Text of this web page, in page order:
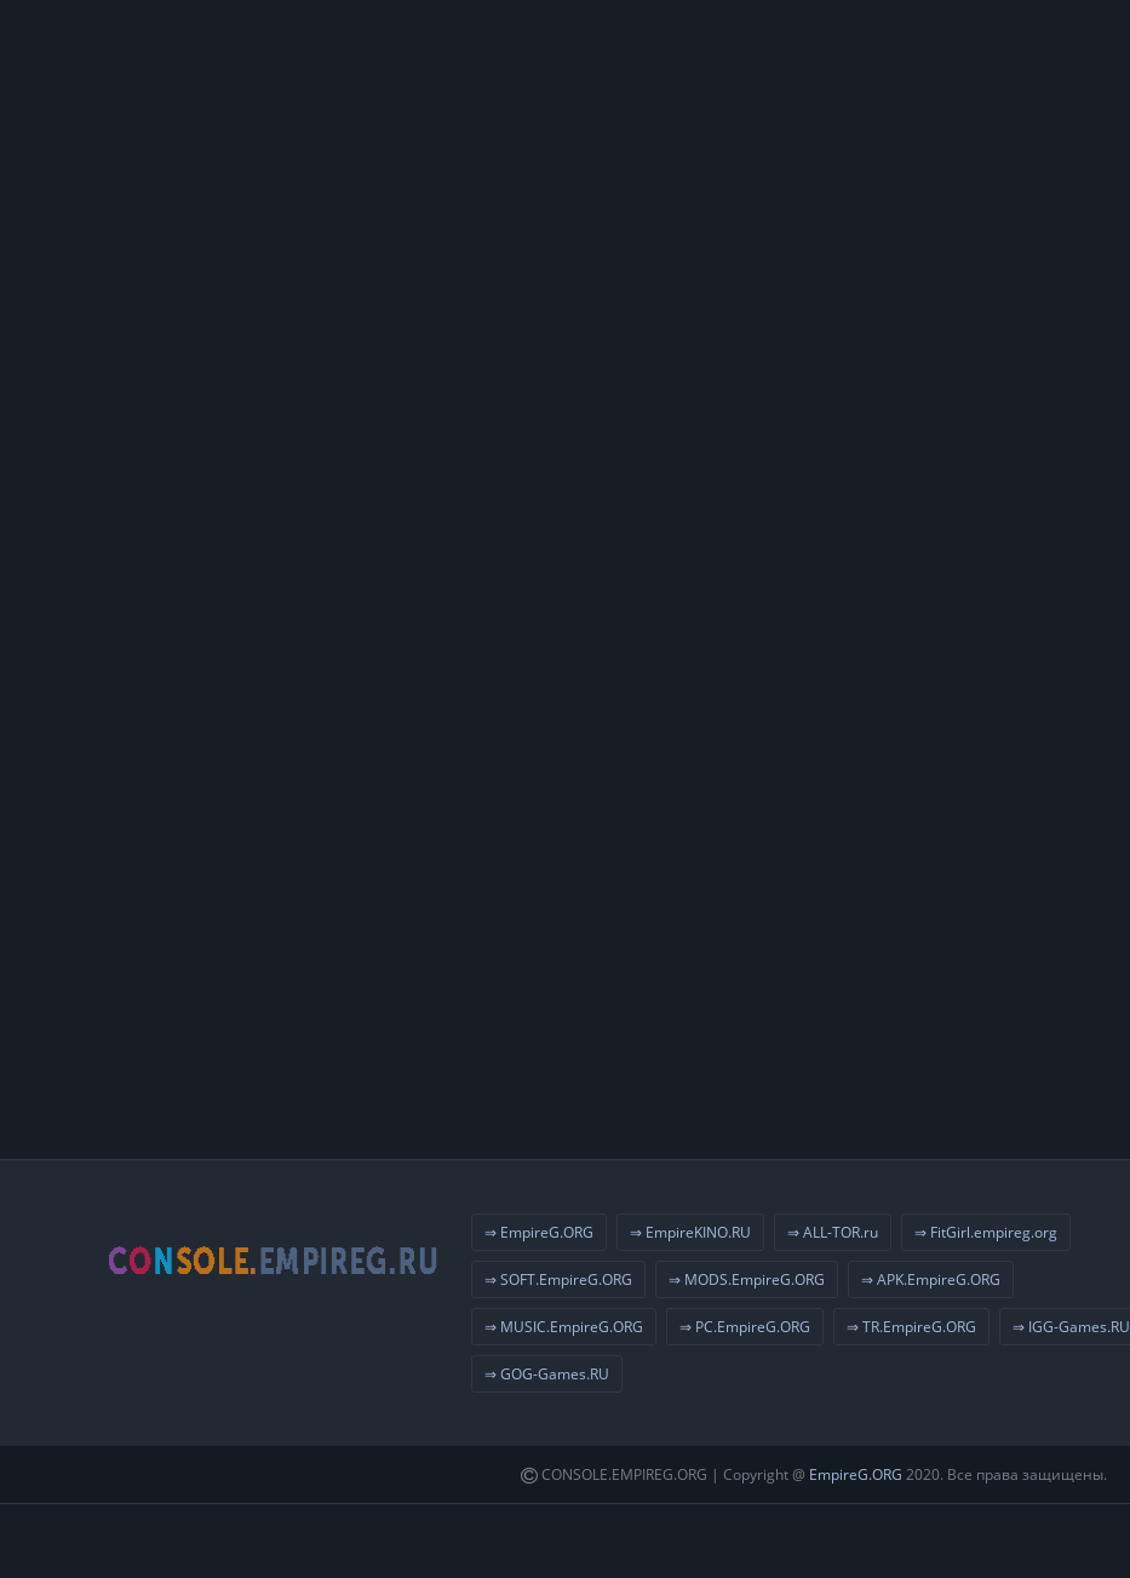
⇒ EmpireG.ORG ⇒ EmpireKINO.RU ⇒ ALL-TOR.ru ⇒ FitGirl.empireg.org
⇒ SOFT.EmpireG.ORG ⇒ MODS.EmpireG.ORG ⇒ APK.EmpireG.ORG
⇒ MUSIC.EmpireG.ORG ⇒ PC.EmpireG.ORG ⇒ TR.EmpireG.ORG ⇒ IGG-Games.RU
⇒ GOG-Games.RU
CONSOLE.EMPIREG.ORG | Copyright @ EmpireG.ORG 2020. Все права защищены.